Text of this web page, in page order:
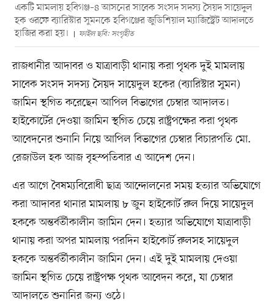
একটি মামলায় হবিগঞ্জ–৪ আসনের সাবেক সংসদ সদস্য সৈয়দ সায়েদুল
হক ওরফে ব্যারিস্টার সুমনকে হবিগঞ্জের জুডিশিয়াল ম্যাজিস্ট্রেট আদালতে
হাজির করা হয়।
ফাইল ছবি: সংগৃহীত
রাজধানীর আদাবর ও যাত্রাবাড়ী থানায় করা পৃথক দুই মামলায়
সাবেক সংসদ সদস্য সৈয়দ সায়েদুল হকের (ব্যারিস্টার সুমন)
জামিন স্থগিত করেছেন আপিল বিভাগের চেম্বার আদালত।
হাইকোর্টের দেওয়া জামিন স্থগিত চেয়ে রাষ্ট্রপক্ষের করা পৃথক
আবেদনের শুনানি নিয়ে আপিল বিভাগের চেম্বার বিচারপতি মো.
রেজাউল হক আজ বৃহস্পতিবার এ আদেশ দেন।
এর আগে বৈষম্যবিরোধী ছাত্র আন্দোলনের সময় হত্যার অভিযোগে
করা আদাবর থানার মামলায় ৮ জুন হাইকোর্ট রুল দিয়ে সায়েদুল
হককে অন্তর্বর্তীকালীন জামিন দেন। হত্যার অভিযোগে যাত্রাবাড়ী
থানায় করা অপর মামলায় পরদিন হাইকোর্ট রুলসহ সায়েদুল
হককে অন্তর্বর্তীকালীন জামিন দেন। এই দুই মামলায় দেওয়া
জামিন স্থগিত চেয়ে রাষ্ট্রপক্ষ পৃথক আবেদন করে, যা চেম্বার
আদালতে শুনানির জন্য ওঠে।